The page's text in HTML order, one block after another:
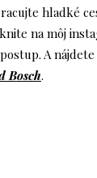
hladké
na môj
A
Bosch.